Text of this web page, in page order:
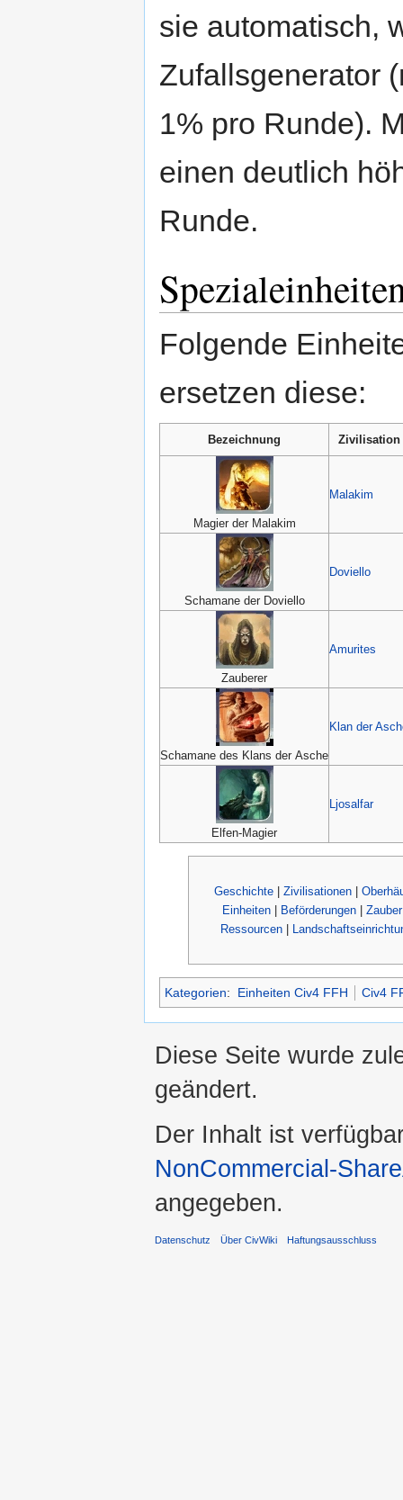
sie automatisch,
Zufallsgenerator
1% pro Runde).
einen deutlich
Runde.
Folgende
ersetzen diese:
Bezeichnung Zivilisation
Magier der Malakim
Malakim
Schamane der Doviello
Doviello
Zauberer
Amurites
Schamane des Klans der Asche
Klan der
Elfen-Magier
Ljosalfar
Geschichte Zivilisationen
Einheiten| Beförderungen|
Ressourcen|
Kategorien: Einheiten Civ4 FFH Civ4
Diese Seite wurde
geändert.
Der Inhalt ist
NonCommercial-
angegeben.
Datenschutz Über CivWiki Haftungsausschluss